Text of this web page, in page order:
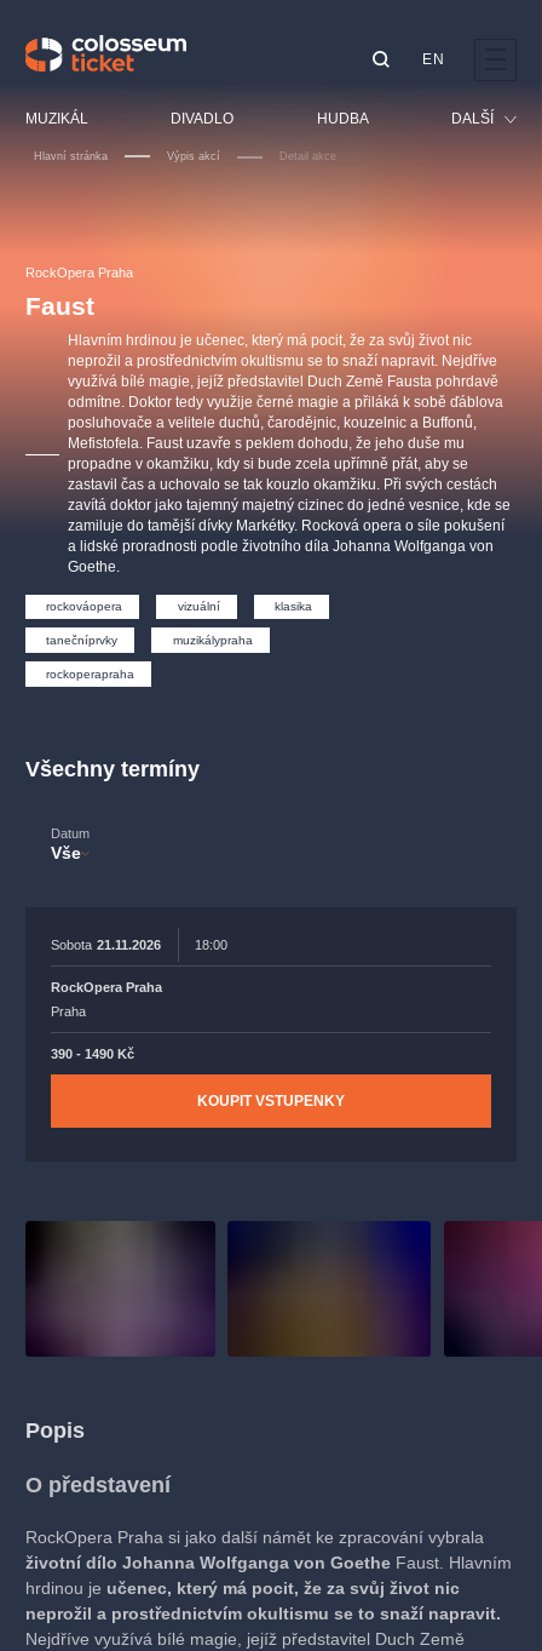
MUZIKÁL DIVADLO HUDBA DALŠÍ
Sport
Ostatní
EN
Hlavní stránka Výpis akcí Detail akce
RockOpera Praha
Faust
Hlavním hrdinou je učenec, který má pocit, že za svůj život nic
neprožil a prostřednictvím okultismu se to snaží napravit. Nejdříve
využívá bílé magie, jejíž představitel Duch Země Fausta pohrdavě
odmítne. Doktor tedy využije černé magie a přiláká k sobě ďáblova
posluhovače a velitele duchů, čarodějnic, kouzelnic a Buffonů,
Mefistofela. Faust uzavře s peklem dohodu, že jeho duše mu
propadne v okamžiku, kdy si bude zcela upřímně přát, aby se
zastavil čas a uchovalo se tak kouzlo okamžiku. Při svých cestách
zavítá doktor jako tajemný majetný cizinec do jedné vesnice, kde se
zamiluje do tamější dívky Markétky. Rocková opera o síle pokušení
a lidské proradnosti podle životního díla Johanna Wolfganga von
Goethe.
rockováopera vizuální klasika
tanečníprvky muzikálypraha
rockoperapraha
Všechny termíny
Datum
Vše
Sobota 21.11.2026 18:00
RockOpera Praha
Praha
390 - 1490 Kč
KOUPIT VSTUPENKY
Popis
O představení
RockOpera Praha si jako další námět ke zpracování vybrala
životní dílo Johanna Wolfganga von Goethe Faust. Hlavním
hrdinou je učenec, který má pocit, že za svůj život nic
neprožil a prostřednictvím okultismu se to snaží napravit.
Nejdříve využívá bílé magie, jejíž představitel Duch Země
OBYČEJNÁ HOLKA
Agentura 44, s.r.o.
Ostatní hledají
muzikálypraha
Nejnavštěvovanější
muzikálypraha divadlopraha sleva klasickáhudba
národnídivadlo činohra